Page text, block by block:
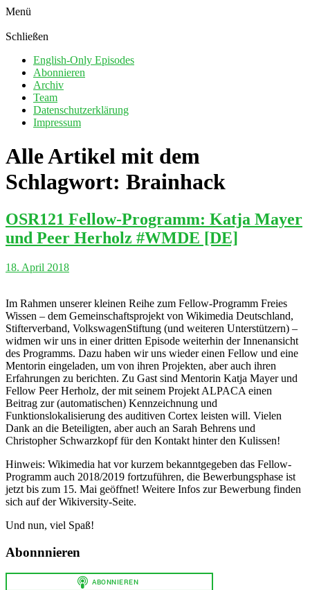
Menü
Schließen
English-Only Episodes
Abonnieren
Archiv
Team
Datenschutzerklärung
Impressum
Alle Artikel mit dem
Schlagwort: Brainhack
OSR121 Fellow-Programm: Katja Mayer
und Peer Herholz #WMDE [DE]
18. April 2018
Im Rahmen unserer kleinen Reihe zum Fellow-Programm Freies
Wissen – dem Gemeinschaftsprojekt von Wikimedia Deutschland,
Stifterverband, VolkswagenStiftung (und weiteren Unterstützern) –
widmen wir uns in einer dritten Episode weiterhin der Innenansicht
des Programms. Dazu haben wir uns wieder einen Fellow und eine
Mentorin eingeladen, um von ihren Projekten, aber auch ihren
Erfahrungen zu berichten. Zu Gast sind Mentorin Katja Mayer und
Fellow Peer Herholz, der mit seinem Projekt ALPACA einen
Beitrag zur (automatischen) Kennzeichnung und
Funktionslokalisierung des auditiven Cortex leisten will. Vielen
Dank an die Beteiligten, aber auch an Sarah Behrens und
Christopher Schwarzkopf für den Kontakt hinter den Kulissen!
Hinweis: Wikimedia hat vor kurzem bekanntgegeben das Fellow-
Programm auch 2018/2019 fortzuführen, die Bewerbungsphase ist
jetzt bis zum 15. Mai geöffnet! Weitere Infos zur Bewerbung finden
sich auf der Wikiversity-Seite.
Und nun, viel Spaß!
Abonnnieren